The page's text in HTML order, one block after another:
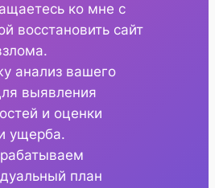
ко мне с
восстановить сайт
анализ вашего
выявления
и оценки
ущерба.
план